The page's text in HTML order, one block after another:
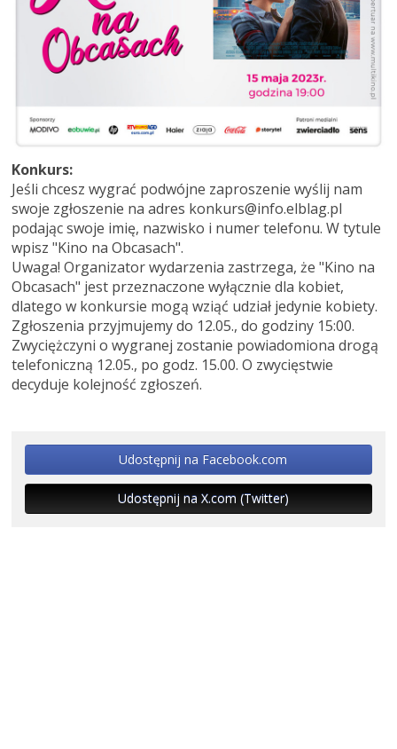
Konkurs:
Jeśli chcesz wygrać podwójne zaproszenie wyślij nam
swoje zgłoszenie na adres konkurs@info.elblag.pl
podając swoje imię, nazwisko i numer telefonu. W tytule
wpisz "Kino na Obcasach".
Uwaga! Organizator wydarzenia zastrzega, że "Kino na
Obcasach" jest przeznaczone wyłącznie dla kobiet,
dlatego w konkursie mogą wziąć udział jedynie kobiety.
Zgłoszenia przyjmujemy do 12.05., do godziny 15:00.
Zwyciężczyni o wygranej zostanie powiadomiona drogą
telefoniczną 12.05., po godz. 15.00. O zwycięstwie
decyduje kolejność zgłoszeń.
Udostępnij na Facebook.com
Udostępnij na X.com (Twitter)